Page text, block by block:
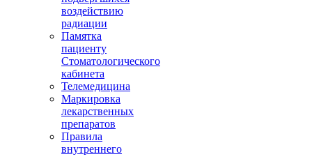
воздействию
радиации
Памятка
пациенту
Стоматологического
кабинета
Телемедицина
Маркировка
лекарственных
препаратов
Правила
внутреннего